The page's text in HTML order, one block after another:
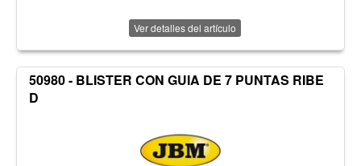
Ver detalles del artículo
50980 - BLISTER CON GUIA DE 7 PUNTAS RIBE
D